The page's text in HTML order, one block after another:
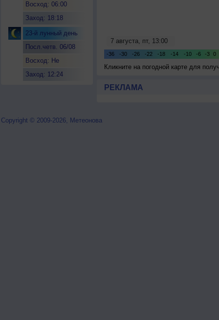
Восход: 06:00
Заход: 18:18
23-й лунный день
Посл.четв. 06/08
Восход: Не
Заход: 12:24
Кликните на погодной карте для
РЕКЛАМА
Copyright © 2009-2026, Метеонова